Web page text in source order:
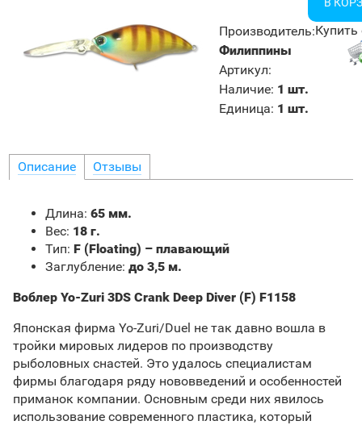
Производитель:
Филиппины
Артикул:
Наличие: 1 шт.
Единица: 1 шт.
Купить
Описание Отзывы
Длина: 65 мм.
Вес: 18 г.
Тип: F (Floating) – плавающий
Заглубление: до 3,5 м.
Воблер Yo-Zuri 3DS Crank Deep Diver (F) F1158
Японская фирма Yo-Zuri/Duel не так давно вошла в
тройки мировых лидеров по производству
рыболовных снастей. Это удалось специалистам
фирмы благодаря ряду нововведений и особенностей
приманок компании. Основным среди них явилось
использование современного пластика, который